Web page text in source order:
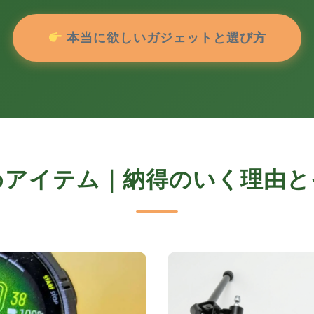
本当に欲しいガジェットと選び方
イテム｜納得のいく理由